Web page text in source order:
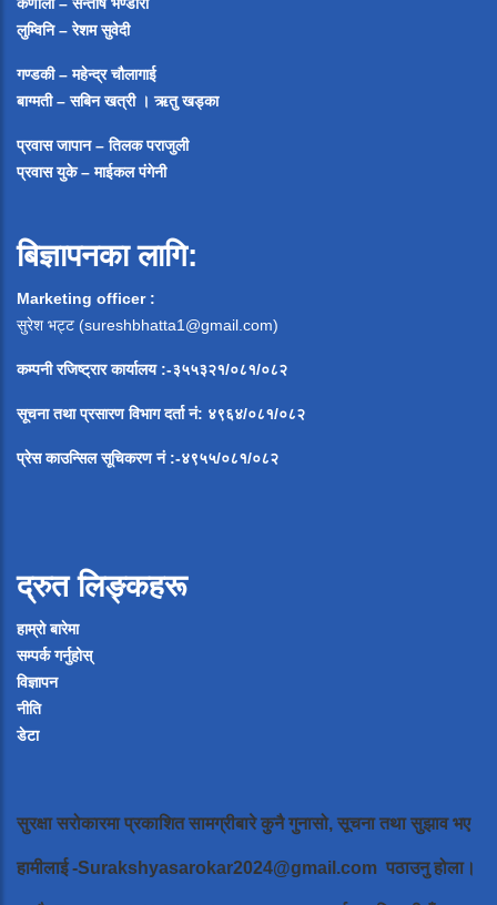
लुम्विनि – रेशम सुवेदी
गण्डकी – महेन्द्र चौलागाई
बाग्मती – सबिन खत्री ।ऋतु खड्का
प्रवास जापान – तिलक पराजुली
प्रवास युके – माईकल पंगेनी
बिज्ञापनका लागि:
Marketing officer :
सुरेश भट्ट (sureshbhatta1@gmail.com)
कम्पनी रजिष्ट्रार कार्यालय :-३५५३२१/०८१/०८२
सूचना तथा प्रसारण विभाग दर्ता नं: ४९६४/०८१/०८२
प्रेस काउन्सिल सूचिकरण नं:-४९५५/०८१/०८२
द्रुत लिङ्कहरू
हाम्रो बारेमा
सम्पर्क गर्नुहोस्
विज्ञापन
नीति
डेटा
सुरक्षा सरोकारमा प्रकाशित सामग्रीबारे कुनै गुनासो, सूचना तथा सुझाव भए
हामीलाई-Surakshyasarokar2024@gmail.com पठाउनु होला।